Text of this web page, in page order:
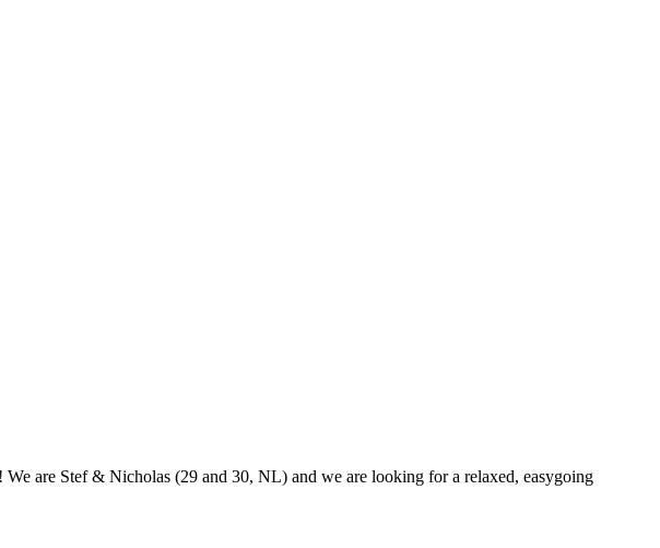
are Stef & Nicholas (29 and 30, NL) and we are looking for a relaxed, easygoing